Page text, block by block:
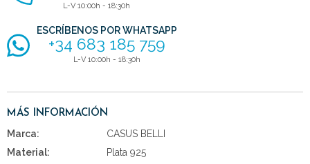
L-V 10:00h - 18:30h
ESCRÍBENOS POR WHATSAPP
+34 683 185 759
L-V 10:00h - 18:30h
MÁS INFORMACIÓN
Marca:
CASUS BELLI
Material:
Plata 925